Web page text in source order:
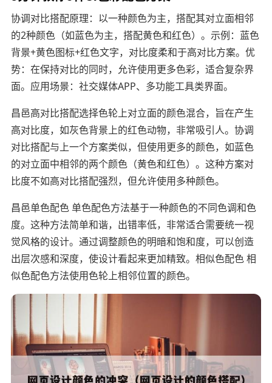
协调对比搭配原理：以一种颜色为主，搭配其对立面相邻
的2种颜色（如蓝色为主，搭配黄色和红色）。示例：蓝色
背景+黄色图标+红色文字，对比度柔和于高对比方案。优
势：在保持对比的同时，允许使用更多色彩，适合复杂界
面。应用场景：社交媒体APP、多功能工具类界面。
昌邑高对比搭配选择色轮上对立面的颜色混合，旨在产生
高对比度，如灰色背景上的红色动物，非常吸引人。协调
对比搭配与上一个方案类似，但使用更多的颜色，如蓝色
的对立面中相邻的两个颜色（黄色和红色）。这种方案对
比度不如高对比搭配强烈，但允许使用多种颜色。
昌邑单色配色 单色配色方法基于一种颜色的不同色调和色
度。这种方法简单和谐，出错率低，非常适合需要统一视
觉风格的设计。通过调整颜色的明暗和饱和度，可以创造
出层次感和深度，使设计看起来更加精致。相似色配色 相
似色配色方法使用色轮上相邻位置的颜色。